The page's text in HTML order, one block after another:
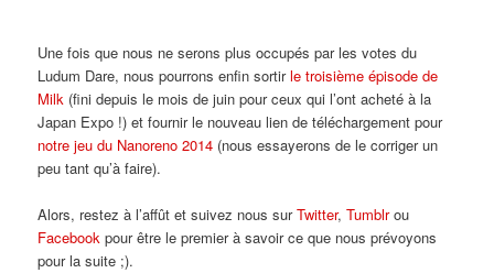
Une fois que nous ne serons plus occupés par les votes du
Ludum Dare, nous pourrons enfin sortirle troisième épisode de
Milk (fini depuis le mois de juin pour ceux qui l’ont acheté à la
Japan Expo !) et fournir le nouveau lien de téléchargement pour
notre jeu du Nanoreno 2014 (nous essayerons de le corriger un
peu tant qu’à faire).
Alors, restez à l’affût et suivez nous surTwitter,Tumblrou
Facebookpour être le premier à savoir ce que nous prévoyons
pour la suite ;).